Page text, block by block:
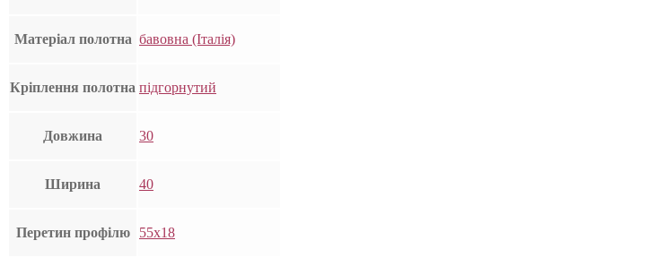
Матеріал полотна бавовна (Італія)
Кріплення полотна підгорнутий
Довжина 30
Ширина 40
Перетин профілю 55х18